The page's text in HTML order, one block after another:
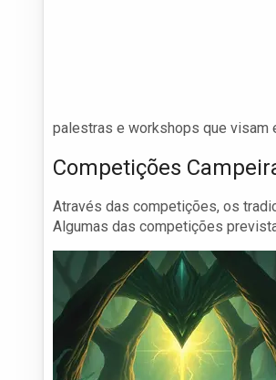
palestras e workshops que visam
Competições
Através das competições, os
Algumas das competições